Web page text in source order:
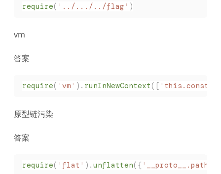
require( ' ../.../../flag ' )
vm
答案
require( ' vm ' ). runInNewContext ([ '
原型链污染
答案
require( ' flat ' ). unflatten({ ' __proto__.path